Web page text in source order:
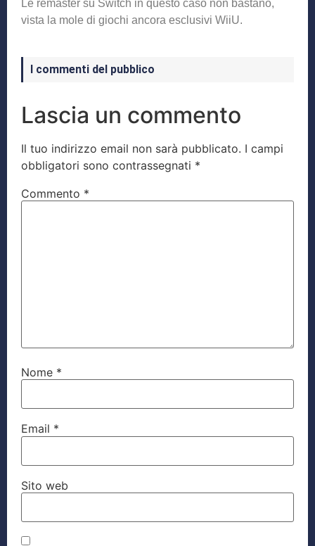
Le remaster su Switch in questo caso non bastano,
vista la mole di giochi ancora esclusivi WiiU.
I commenti del pubblico
Lascia un commento
Il tuo indirizzo email non sarà pubblicato. I campi
obbligatori sono contrassegnati *
Commento *
Nome *
Email *
Sito web